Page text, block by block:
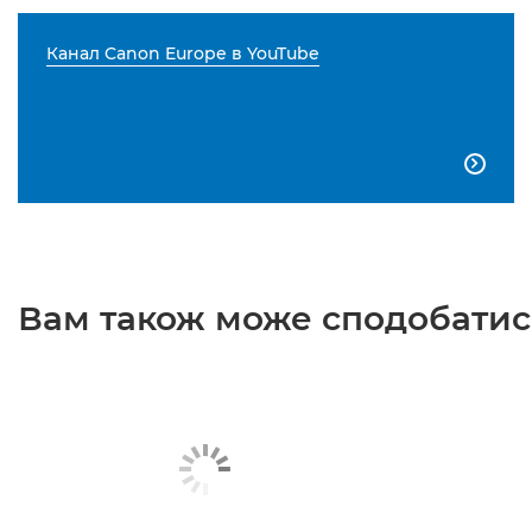
Канал Canon Europe в YouTube

Вам також може